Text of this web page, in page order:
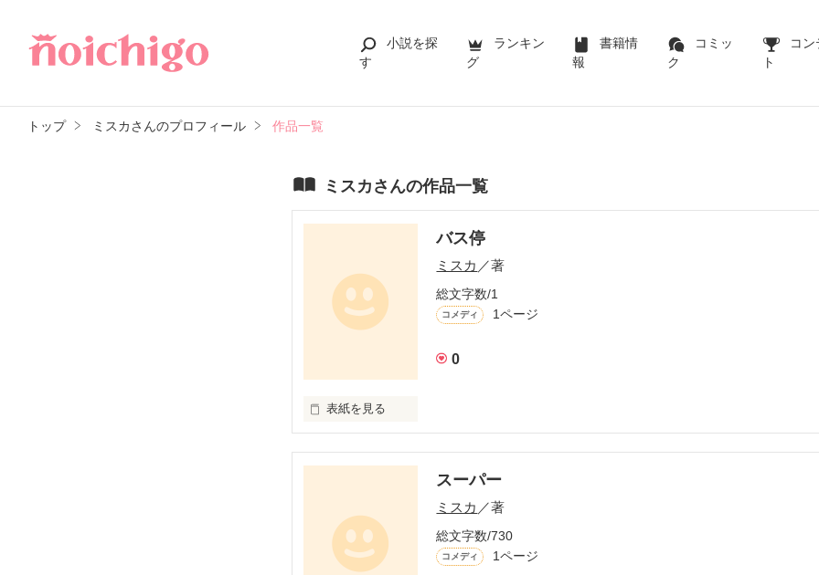
小説を探
す
ランキン
グ
書籍情
報
コミッ
ク
コン
ト
トップ ミスカさんのプロフィール 作品一覧
ミスカさんの作品一覧
バス停
ミスカ ／著
総文字数/1
コメディ 1ページ
0
表紙を見る
糞寒いってのにバス停に行ったらすでに７５歳くらいの老夫婦が震えながら並んでて　
そしたら何だろうなぁ　しばらくしたらアタイの口笛ラブソングを邪魔するかのように
音がしてきたんだよ　『ふぅ～ ふぅ～』って感じでさ
スーパー
ミスカ ／著
総文字数/730
コメディ 1ページ